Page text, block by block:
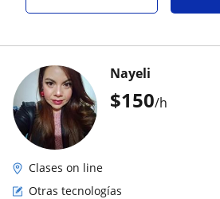
$150/h
Nayeli
Clases on line
Otras tecnologías